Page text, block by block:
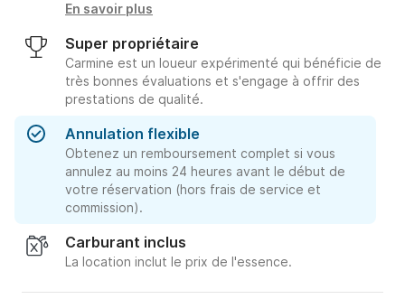
En savoir plus
Super propriétaire
Carmine est un loueur expérimenté qui bénéficie de
très bonnes évaluations et s'engage à offrir des
prestations de qualité.
Annulation flexible
Obtenez un remboursement complet si vous
annulez au moins 24 heures avant le début de
votre réservation (hors frais de service et
commission).
Carburant inclus
La location inclut le prix de l'essence.